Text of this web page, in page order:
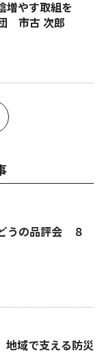
増やす取組を
市古 次郎
うの品評会 ８
域で支える防災